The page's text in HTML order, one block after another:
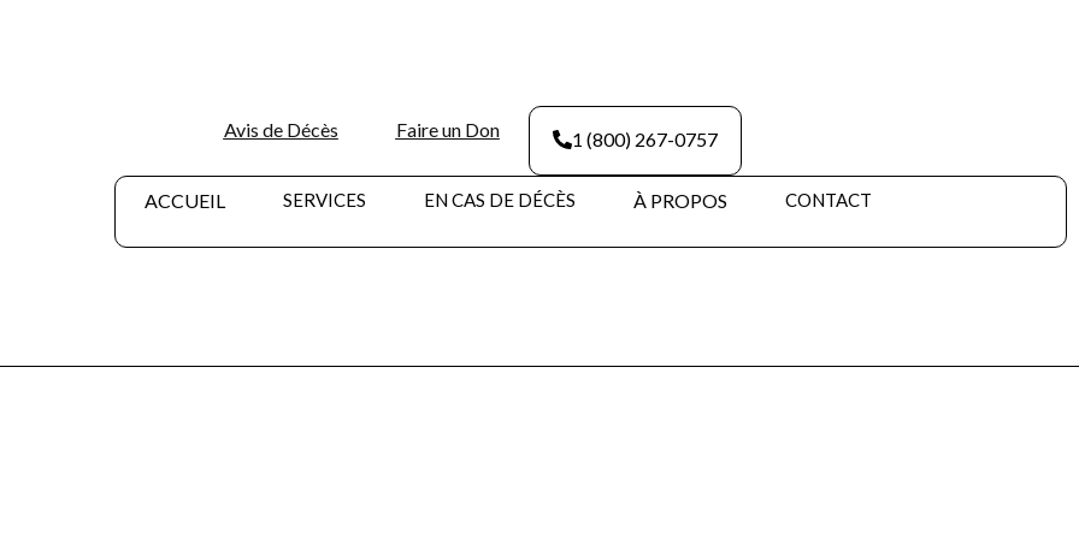
Avis de Décès Faire un Don 1 (800) 267-0757
ACCUEIL SERVICES EN CAS DE DÉCÈS À PROPOS CONTACT